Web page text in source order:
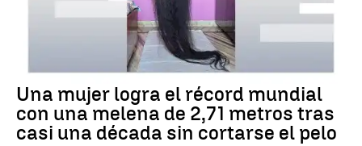
RÉCORD GUINNESS
Una mujer logra el récord mundial
con una melena de 2,71 metros tras
casi una década sin cortarse el pelo